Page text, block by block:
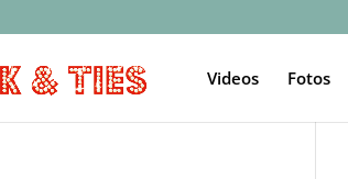
Videos Fotos